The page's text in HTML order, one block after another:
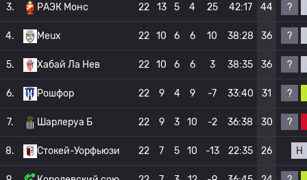
3. РАЭК Монс 22 13 5 4 25 42:17 44 ?
4. Meux 22 10 6 6 10 38:28 36 ?
5. Хабай Ла Нев 22 10 6 6 3 38:35 36 ?
6. Рошфор 22 9 4 9 -7 33:40 31 ?
7. Шарлеруа Б 22 9 3 10 -2 36:38 30 ?
8. Стокей-Уорфьюзи 22 7 5 10 -13 22:35 26 Н